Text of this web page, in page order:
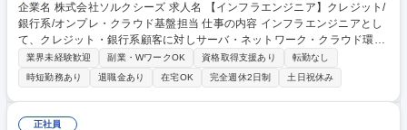
企業名 株式会社ソルクシーズ 求人名 【インフラエンジニア】クレジット/
銀行系/オンプレ・クラウド基盤担当 仕事の内容 インフラエンジニアとし
て、クレジット・銀行系顧客に対しサーバ・ネットワーク・クラウド環境
のニーズヒアリングから要件定義、設計、構築、保守までを一貫してお任
せいたします。 ■顧客向け基幹システムにおけるインフラ更改・保守対応
■サーバ（Windows／Linux）の設計・構築・運用管理 ■ネットワーク（Ci
sco、BIG-IP）の設計・構築・保守 ■クラウド（AWS、Azure）の導入・
構築・運用対応 ■仮想化基盤（VMware、Hyper-V）の設計・構築業務 ■監
業界未経験歓迎 副業・WワークOK 資格取得支援あり
転勤なし
時短勤務あり
退職金あり 在宅OK 完全週休2日制 土日祝休み
正社員